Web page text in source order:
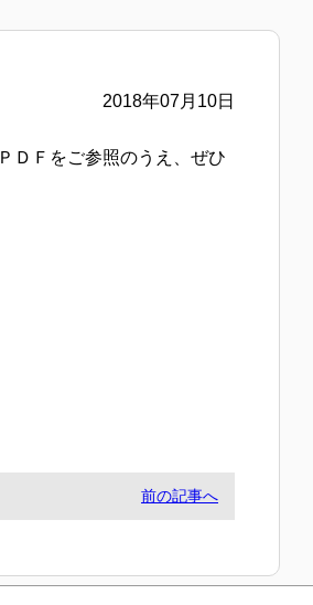
2018年07月10日
ＤＦをご参照のうえ、ぜひ
前の記事へ